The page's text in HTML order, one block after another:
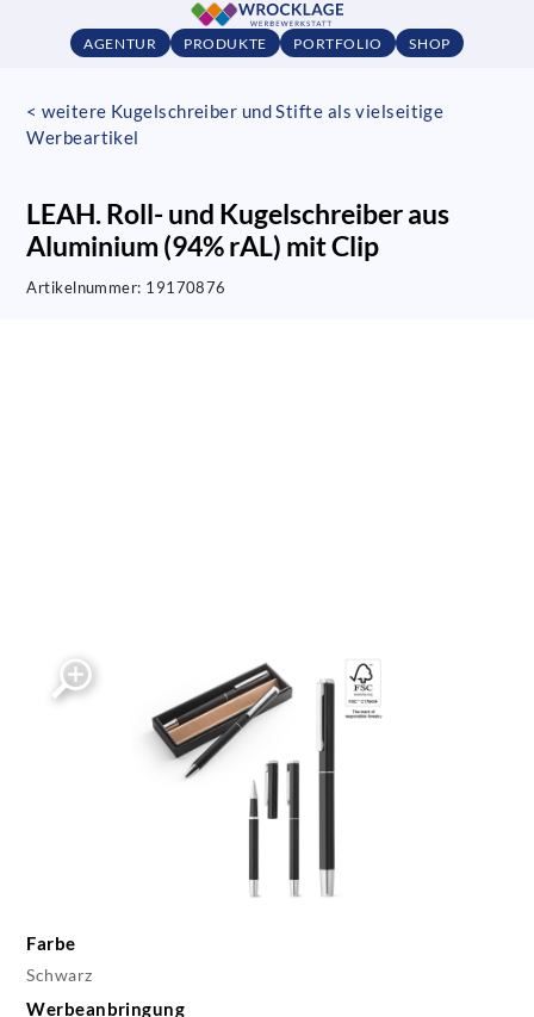
AGENTUR PRODUKTE PORTFOLIO SHOP
< weitere Kugelschreiber und Stifte als vielseitige
Werbeartikel
LEAH. Roll- und Kugelschreiber aus
Aluminium (94% rAL) mit Clip
Artikelnummer: 19170876
Farbe
Schwarz
Werbeanbringung